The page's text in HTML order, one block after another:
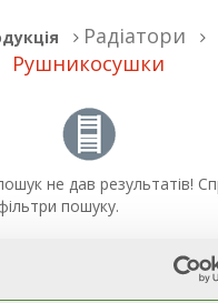
Радіатори
Рушникосушки
не дав результатів!
пошуку.